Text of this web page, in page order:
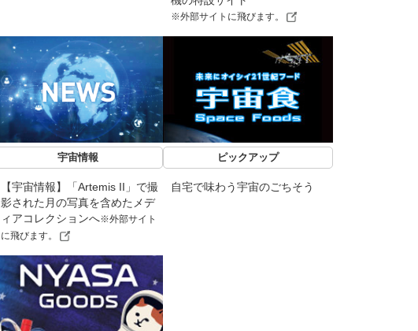
※外部サイトに飛びます。
宇宙情報
【宇宙情報】「Artemis II」で撮
影された月の写真を含めたメデ
ィアコレクションへ※外部サイト
に飛びます。
ピックアップ
自宅で味わう宇宙のごちそう